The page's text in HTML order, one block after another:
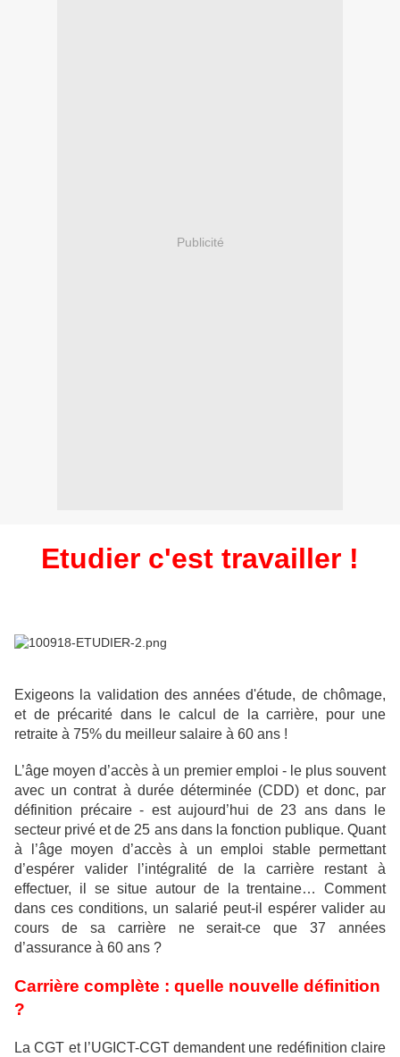
Publicité
Etudier c'est travailler !
Exigeons la validation des années d'étude, de chômage,
et de précarité dans le calcul de la carrière, pour une
retraite à 75% du meilleur salaire à 60 ans !
L’âge moyen d’accès à un premier emploi - le plus souvent
avec un contrat à durée déterminée (CDD) et donc, par
définition précaire - est aujourd’hui de 23 ans dans le
secteur privé et de 25 ans dans la fonction publique. Quant
à l’âge moyen d’accès à un emploi stable permettant
d’espérer valider l’intégralité de la carrière restant à
effectuer, il se situe autour de la trentaine… Comment
dans ces conditions, un salarié peut-il espérer valider au
cours de sa carrière ne serait-ce que 37 années
d’assurance à 60 ans ?
Carrière complète : quelle nouvelle définition
?
La CGT et l’UGICT-CGT demandent une redéfinition claire